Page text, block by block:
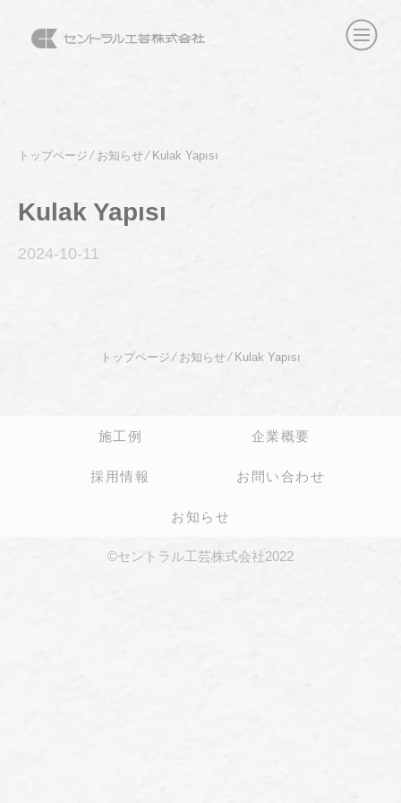
トップページ⁄ お知らせ⁄ Kulak Yapısı
Kulak Yapısı
2024-10-11
トップページ ⁄ お知らせ⁄ Kulak Yapısı
施工例 企業概要
採用情報 お問い合わせ
お知らせ
©セントラル工芸株式会社2022